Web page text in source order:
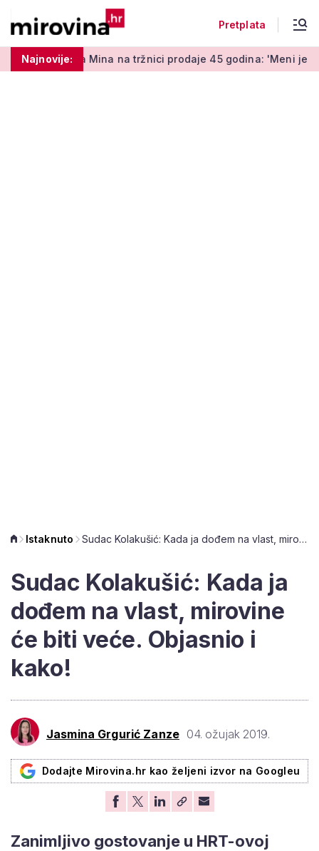
Pretplata
Najnovije:
na tržnici prodaje 45 godina: 'Meni je ovo zabava i
Istaknuto Sudac Kolakušić: Kada ja dođem na vlast, mirovine će biti veće. Objasnio i kako!
Sudac Kolakušić: Kada ja
dođem na vlast, mirovine
će biti veće. Objasnio i
kako!
Jasmina Grgurić Zanze 04. ožujak 2019.
Dodajte Mirovina.hr kao željeni izvor na Googleu
Zanimljivo gostovanje u HRT-ovoj